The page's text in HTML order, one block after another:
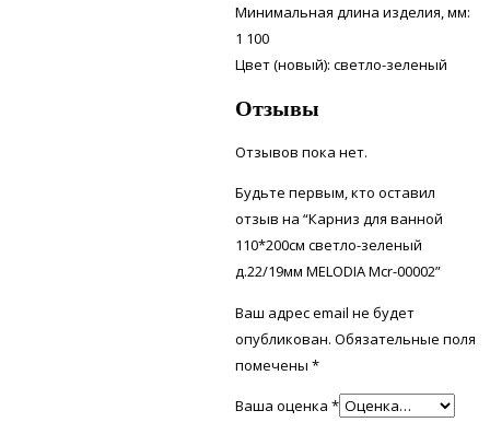
Минимальная длина изделия, мм:
1 100
Цвет (новый): светло-зеленый
Отзывы
Отзывов пока нет.
Будьте первым, кто оставил
отзыв на “Карниз для ванной
110*200см светло-зеленый
д.22/19мм MELODIA Mcr-00002”
Ваш адрес email не будет
опубликован. Обязательные поля
помечены*
Ваша оценка*